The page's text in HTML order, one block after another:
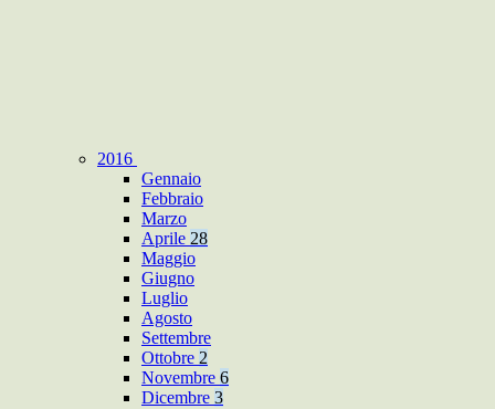
2016
Gennaio
Febbraio
Marzo
Aprile 28
Maggio
Giugno
Luglio
Agosto
Settembre
Ottobre 2
Novembre 6
Dicembre 3